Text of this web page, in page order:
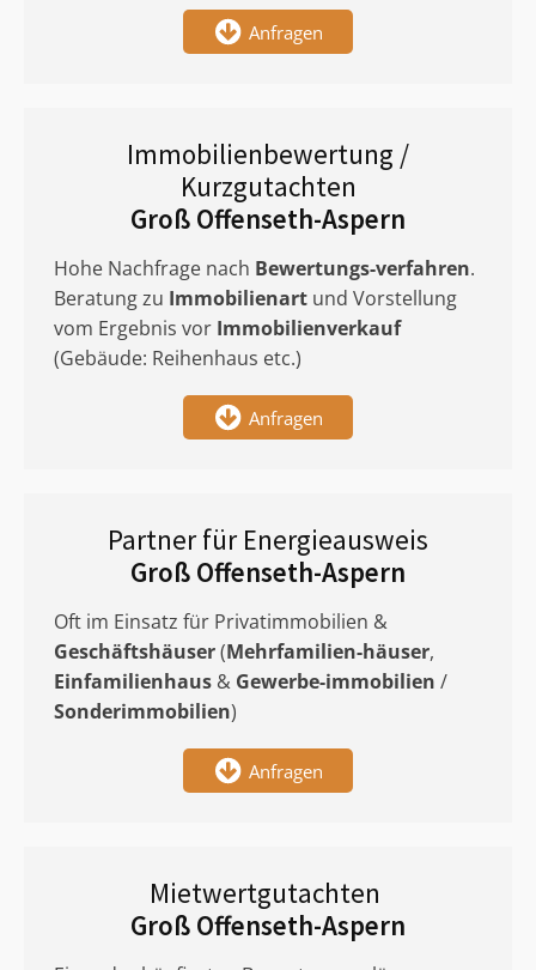
Anfragen
Immobilienbewertung /
Kurzgutachten
Groß Offenseth-Aspern
Hohe Nachfrage nach Bewertungs-verfahren.
Beratung zu Immobilienart und Vorstellung
vom Ergebnis vor Immobilienverkauf
(Gebäude: Reihenhaus etc.)
Anfragen
Partner für Energieausweis
Groß Offenseth-Aspern
Oft im Einsatz für Privatimmobilien &
Geschäftshäuser(Mehrfamilien-häuser,
Einfamilienhaus & Gewerbe-immobilien /
Sonderimmobilien)
Anfragen
Mietwertgutachten
Groß Offenseth-Aspern